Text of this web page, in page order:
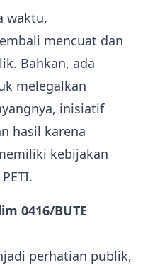
waktu,
mencuat dan
Bahkan, ada
melegalkan
inisiatif
hasil karena
kebijakan
0416/BUTE
perhatian publik,